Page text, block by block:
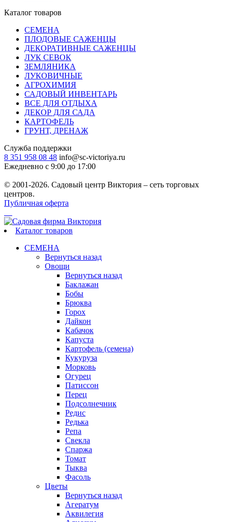
Каталог товаров
СЕМЕНА
ПЛОДОВЫЕ САЖЕНЦЫ
ДЕКОРАТИВНЫЕ САЖЕНЦЫ
ЛУК СЕВОК
ЗЕМЛЯНИКА
ЛУКОВИЧНЫЕ
АГРОХИМИЯ
САДОВЫЙ ИНВЕНТАРЬ
ВСЕ ДЛЯ ОТДЫХА
ДЕКОР ДЛЯ САДА
КАРТОФЕЛЬ
ГРУНТ, ДРЕНАЖ
Служба поддержки
8 351 958 08 48 info@sc-victoriya.ru
Ежедневно с 9:00 до 17:00
© 2001-2026. Садовый центр Виктория – сеть торговых
центров.
Публичная оферта
Каталог товаров
СЕМЕНА
Вернуться назад
Овощи
Вернуться назад
Баклажан
Бобы
Брюква
Горох
Дайкон
Кабачок
Капуста
Картофель (семена)
Кукуруза
Морковь
Огурец
Патиссон
Перец
Подсолнечник
Редис
Редька
Репа
Свекла
Спаржа
Томат
Тыква
Фасоль
Цветы
Вернуться назад
Агератум
Аквилегия